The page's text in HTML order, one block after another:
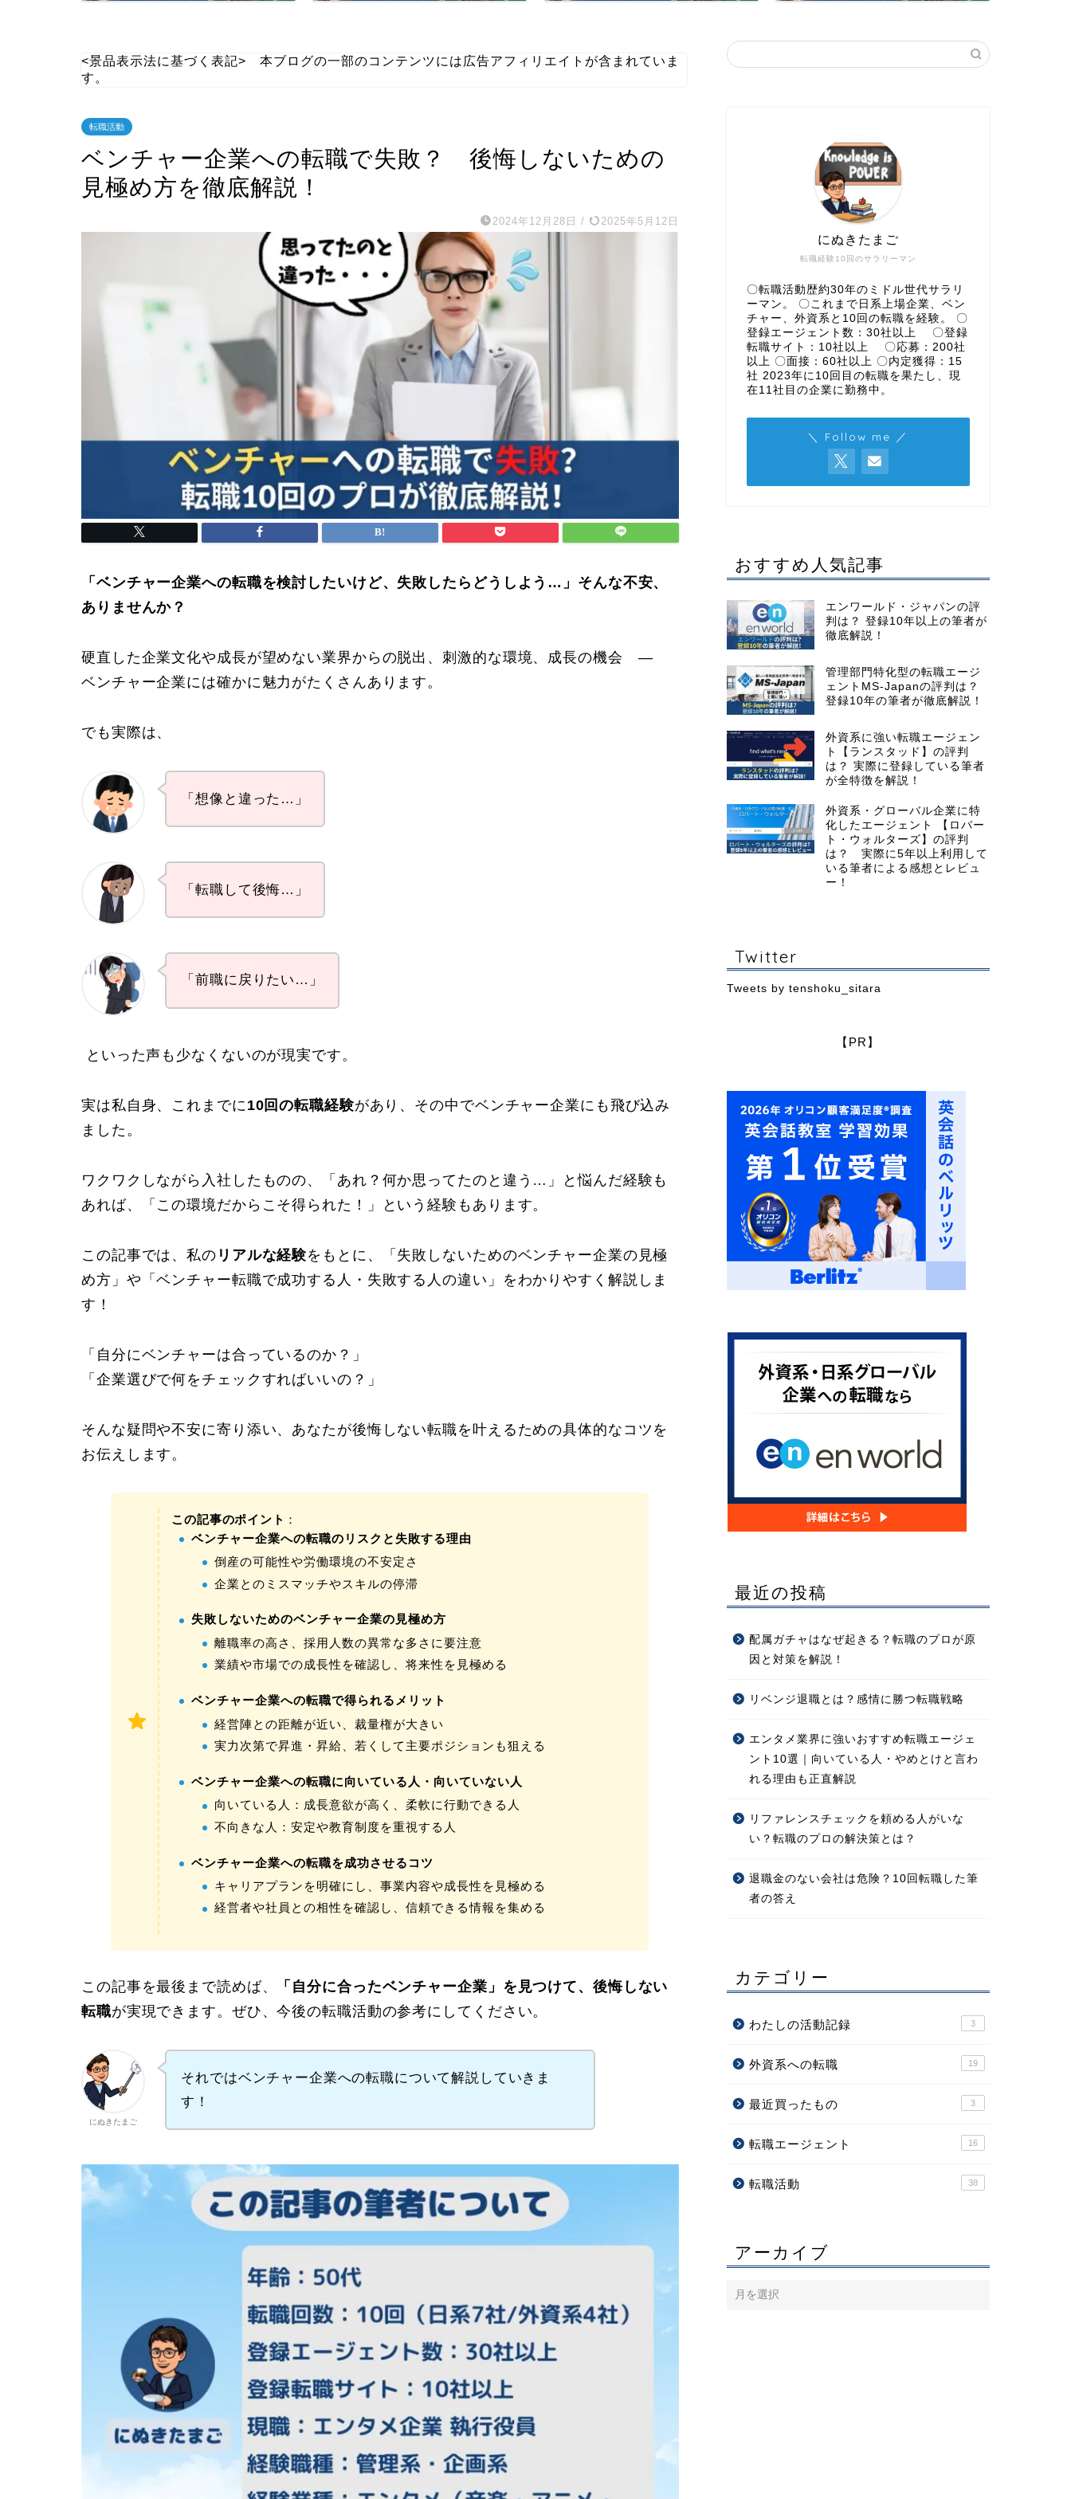
<景品表示法に基づく表記> 本ブログの一部のコンテンツには広告アフィリエイトが含まれていま
す。
転職活動
ベンチャー企業への転職で失敗？ 後悔しないための
見極め方を徹底解説！
2024年12月28日 / 2025年5月12日
「ベンチャー企業への転職を検討したいけど、失敗したらどうしよう…」そんな不安、
ありませんか？
硬直した企業文化や成長が望めない業界からの脱出、刺激的な環境、成長の機会 ―
ベンチャー企業には確かに魅力がたくさんあります。
でも実際は、
「想像と違った…」
「転職して後悔…」
「前職に戻りたい…」
といった声も少なくないのが現実です。
実は私自身、これまでに 10回の転職経験があり、その中でベンチャー企業にも飛び込み
ました。
ワクワクしながら入社したものの、「あれ？何か思ってたのと違う…」と悩んだ経験も
あれば、「この環境だからこそ得られた！」という経験もあります。
この記事では、私の リアルな経験をもとに、「失敗しないためのベンチャー企業の見極
め方」や「ベンチャー転職で成功する人・失敗する人の違い」をわかりやすく解説しま
す！
「自分にベンチャーは合っているのか？」
「企業選びで何をチェックすればいいの？」
そんな疑問や不安に寄り添い、あなたが後悔しない転職を叶えるための具体的なコツを
お伝えします。
この記事のポイント ：
ベンチャー企業への転職のリスクと失敗する理由
倒産の可能性や労働環境の不安定さ
企業とのミスマッチやスキルの停滞
失敗しないためのベンチャー企業の見極め方
離職率の高さ、採用人数の異常な多さに要注意
業績や市場での成長性を確認し、将来性を見極める
ベンチャー企業への転職で得られるメリット
経営陣との距離が近い、裁量権が大きい
実力次第で昇進・昇給、若くして主要ポジションも狙える
ベンチャー企業への転職に向いている人・向いていない人
向いている人：成長意欲が高く、柔軟に行動できる人
不向きな人：安定や教育制度を重視する人
ベンチャー企業への転職を成功させるコツ
キャリアプランを明確にし、事業内容や成長性を見極める
経営者や社員との相性を確認し、信頼できる情報を集める
この記事を最後まで読めば、
「自分に合ったベンチャー企業」を見つけて、後悔しない
転職が実現できます。ぜひ、今後の転職活動の参考にしてください。
にぬきたまご
それではベンチャー企業への転職について解説していきま
す！
転職経験10回のサラリーマン
にぬきたまご
〇転職活動歴約30年のミドル世代サラリ
ーマン。 〇これまで日系上場企業、ベン
チャー、外資系と10回の転職を経験。 〇
登録エージェント数：30社以上 〇登録
転職サイト：10社以上 〇応募：200社
以上 〇面接：60社以上 〇内定獲得：15
社 2023年に10回目の転職を果たし、現
在11社目の企業に勤務中。
＼ Follow me ／
おすすめ人気記事
エンワールド・ジャパンの評
判は？ 登録10年以上の筆者が
徹底解説！
管理部門特化型の転職エージ
ェントMS-Japanの評判は？
登録10年の筆者が徹底解説！
外資系に強い転職エージェン
ト【ランスタッド】の評判
は？ 実際に登録している筆者
が全特徴を解説！
外資系・グローバル企業に特
化したエージェント 【ロバー
ト・ウォルターズ】の評判
は？ 実際に5年以上利用して
いる筆者による感想とレビュ
ー！
Twitter
Tweets by tenshoku_sitara
【PR】
最近の投稿
配属ガチャはなぜ起きる？転職のプロが原
因と対策を解説！
リベンジ退職とは？感情に勝つ転職戦略
エンタメ業界に強いおすすめ転職エージェ
ント10選｜向いている人・やめとけと言わ
れる理由も正直解説
リファレンスチェックを頼める人がいな
い？転職のプロの解決策とは？
退職金のない会社は危険？10回転職した筆
者の答え
カテゴリー
わたしの活動記録 3
外資系への転職 19
最近買ったもの 3
転職エージェント 16
転職活動 38
アーカイブ